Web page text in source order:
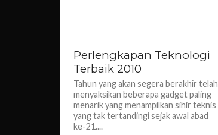
Perlengkapan Teknologi
Terbaik 2010
Tahun yang akan segera berakhir telah
menyaksikan beberapa gadget paling
menarik yang menampilkan sihir teknis
yang tak tertandingi sejak awal abad
ke-21....